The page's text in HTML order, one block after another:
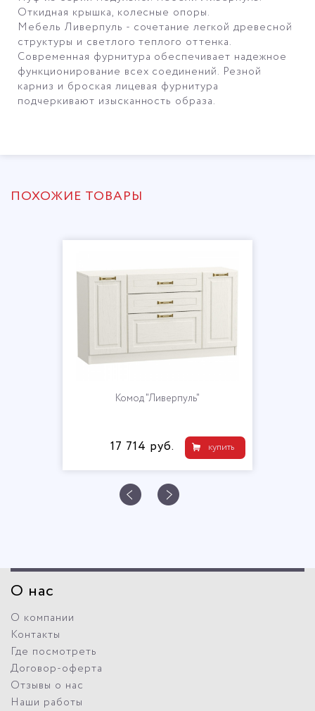
Откидная крышка, колесные опоры.
Мебель Ливерпуль - сочетание легкой древесной
структуры и светлого теплого оттенка.
Современная фурнитура обеспечивает надежное
функционирование всех соединений. Резной
карниз и броская лицевая фурнитура
подчеркивают изысканность образа.
ПОХОЖИЕ ТОВАРЫ
Комод "Ливерпуль"
купить
17 714 руб.
О нас
О компании
Контакты
Где посмотреть
Договор-оферта
Отзывы о нас
Наши работы